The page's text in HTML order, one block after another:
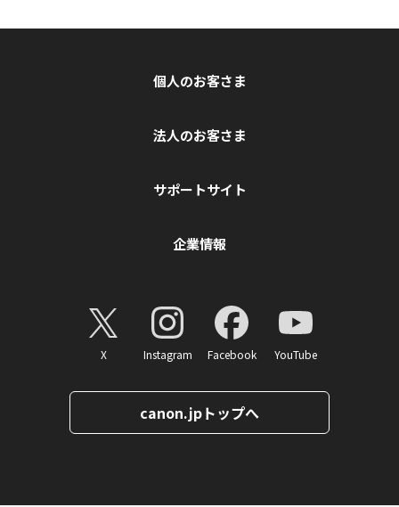
個人のお客さま
法人のお客さま
サポートサイト
企業情報
X Instagram Facebook YouTube
canon.jpトップへ